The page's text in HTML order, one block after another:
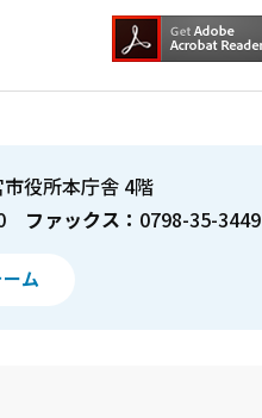
役所本庁舎 4階
ファックス： 0798-35-3449
ム